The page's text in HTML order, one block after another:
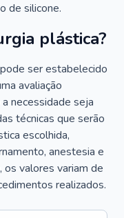
de silicone.
plástica?
ser estabelecido
avaliação
necessidade seja
técnicas que serão
escolhida,
anestesia e
os valores variam de
realizados.